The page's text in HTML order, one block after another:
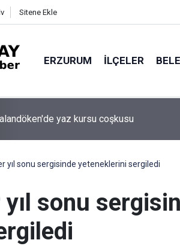
Sitene Ekle
ERZURUM İLÇELER
yaz kursu coşkusu
yıl sonu sergisinde yeteneklerini sergiledi
sonu